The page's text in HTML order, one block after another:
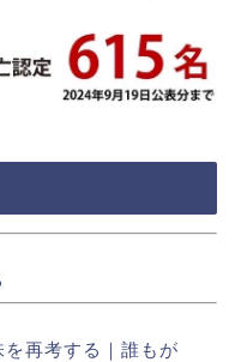
を再考する｜誰もが